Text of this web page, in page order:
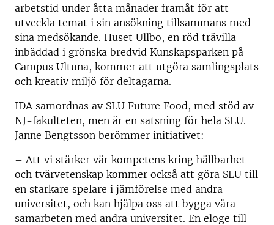
arbetstid under åtta månader framåt för att
utveckla temat i sin ansökning tillsammans med
sina medsökande. Huset Ullbo, en röd trävilla
inbäddad i grönska bredvid Kunskapsparken på
Campus Ultuna, kommer att utgöra samlingsplats
och kreativ miljö för deltagarna.
IDA samordnas av SLU Future Food, med stöd av
NJ-fakulteten, men är en satsning för hela SLU.
Janne Bengtsson berömmer initiativet:
– Att vi stärker vår kompetens kring hållbarhet
och tvärvetenskap kommer också att göra SLU till
en starkare spelare i jämförelse med andra
universitet, och kan hjälpa oss att bygga våra
samarbeten med andra universitet. En eloge till